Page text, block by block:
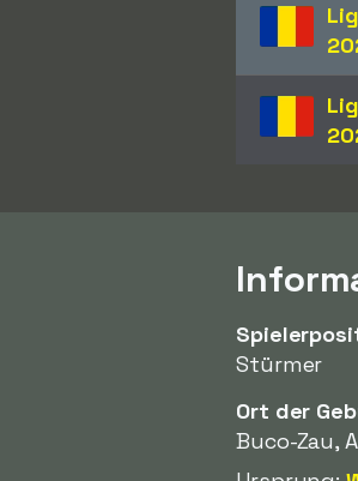
Stürmer
Ort der
Buco-Zau,